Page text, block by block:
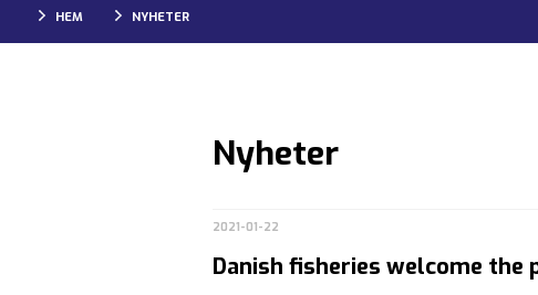
HEM NYHETER
Nyheter
2021-01-22
Danish fisheries welcome